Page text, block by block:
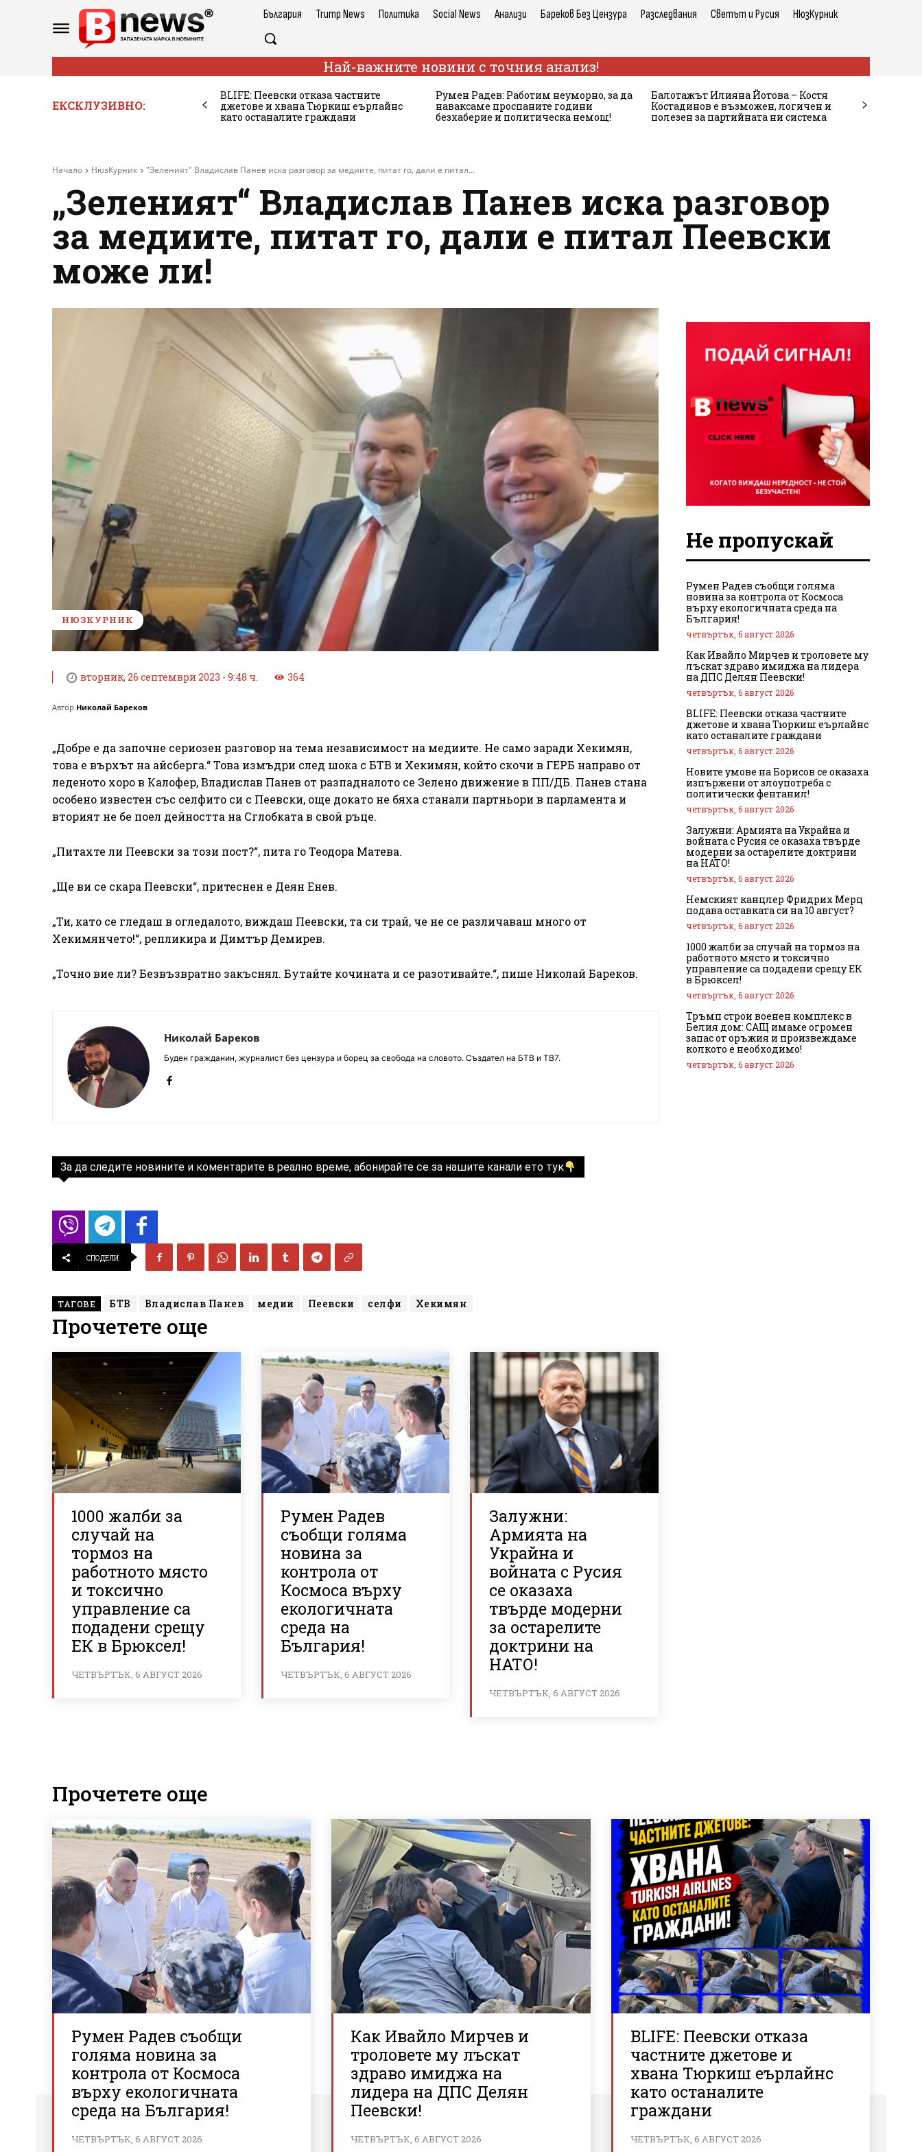
България Trump News Политика Social News Анализи Бареков Без Цензура Разследвания Светът и Русия НюзКурник
Най-важните новини с точния анализ!
ЕКСКЛУЗИВНО:
BLIFE: Пеевски отказа частните
джетове и хвана Тюркиш еърлайнс
като останалите граждани
Румен Радев: Работим неуморно, за да
наваксаме проспаните години
безхаберие и политическа немощ!
Балотажът Илияна Йотова – Костя
Костадинов е възможен, логичен и
полезен за партийната ни система
Начало НюзКурник "Зеленият" Владислав Панев иска разговор за медиите, питат го, дали е питал...
„Зеленият“ Владислав Панев иска разговор
за медиите, питат го, дали е питал Пеевски
може ли!
НЮЗКУРНИК
вторник, 26 септември 2023 - 9:48 ч. 364
Автор Николай Бареков
„Добре е да започне сериозен разговор на тема независимост на медиите. Не само заради Хекимян,
това е върхът на айсберга.“ Това измъдри след шока с БТВ и Хекимян, който скочи в ГЕРБ направо от
леденото хоро в Калофер, Владислав Панев от разпадналото се Зелено движение в ПП/ДБ. Панев стана
особено известен със селфито си с Пеевски, още докато не бяха станали партньори в парламента и
вторият не бе поел дейността на Сглобката в свой ръце.
„Питахте ли Пеевски за този пост?“, пита го Теодора Матева.
„Ще ви се скара Пеевски“, притеснен е Деян Енев.
„Ти, като се гледаш в огледалото, виждаш Пеевски, та си трай, че не се различаваш много от
Хекимянчето!“, репликира и Димтър Демирев.
„Точно вие ли? Безвъзвратно закъснял. Бутайте кочината и се разотивайте.“, пише Николай Бареков.
Николай Бареков
Буден гражданин, журналист без цензура и борец за свобода на словото. Създател на БТВ и ТВ7.
За да следите новините и коментарите в реално време, абонирайте се за нашите канали ето тук
СПОДЕЛИ
ТАГОВЕ БТВ Владислав Панев медии Пеевски селфи Хекимян
Прочетете още
1000 жалби за
случай на
тормоз на
работното място
и токсично
управление са
подадени срещу
ЕК в Брюксел!
ЧЕТВЪРТЪК, 6 АВГУСТ 2026
Румен Радев
съобщи голяма
новина за
контрола от
Космоса върху
екологичната
среда на
България!
ЧЕТВЪРТЪК, 6 АВГУСТ 2026
Залужни:
Армията на
Украйна и
войната с Русия
се оказаха
твърде модерни
за остарелите
доктрини на
НАТО!
ЧЕТВЪРТЪК, 6 АВГУСТ 2026
Не пропускай
Румен Радев съобщи голяма
новина за контрола от Космоса
върху екологичната среда на
България!
четвъртък, 6 август 2026
Как Ивайло Мирчев и троловете му
лъскат здраво имиджа на лидера
на ДПС Делян Пеевски!
четвъртък, 6 август 2026
BLIFE: Пеевски отказа частните
джетове и хвана Тюркиш еърлайнс
като останалите граждани
четвъртък, 6 август 2026
Новите умове на Борисов се оказаха
изпържени от злоупотреба с
политически фентанил!
четвъртък, 6 август 2026
Залужни: Армията на Украйна и
войната с Русия се оказаха твърде
модерни за остарелите доктрини
на НАТО!
четвъртък, 6 август 2026
Немският канцлер Фридрих Мерц
подава оставката си на 10 август?
четвъртък, 6 август 2026
1000 жалби за случай на тормоз на
работното място и токсично
управление са подадени срещу ЕК
в Брюксел!
четвъртък, 6 август 2026
Тръмп строи военен комплекс в
Белия дом: САЩ имаме огромен
запас от оръжия и произвеждаме
колкото е необходимо!
четвъртък, 6 август 2026
Прочетете още
Румен Радев съобщи
голяма новина за
контрола от Космоса
върху екологичната
среда на България!
ЧЕТВЪРТЪК, 6 АВГУСТ 2026
Как Ивайло Мирчев и
троловете му лъскат
здраво имиджа на
лидера на ДПС Делян
Пеевски!
ЧЕТВЪРТЪК, 6 АВГУСТ 2026
BLIFE: Пеевски отказа
частните джетове и
хвана Тюркиш еърлайнс
като останалите
граждани
ЧЕТВЪРТЪК, 6 АВГУСТ 2026